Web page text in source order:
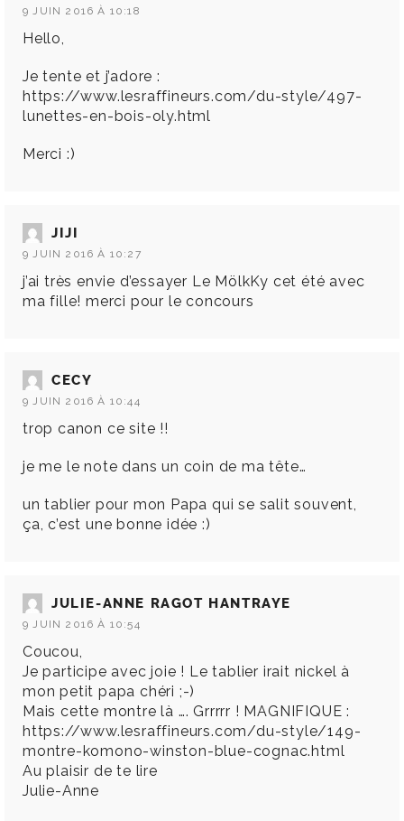
9 JUIN 2016 À 10:18
Hello,
Je tente et j’adore :
https://www.lesraffineurs.com/du-style/497-
lunettes-en-bois-oly.html
Merci :)
JIJI
9 JUIN 2016 À 10:27
j’ai très envie d’essayer Le MölkKy cet été avec
ma fille! merci pour le concours
CECY
9 JUIN 2016 À 10:44
trop canon ce site !!
je me le note dans un coin de ma tête…
un tablier pour mon Papa qui se salit souvent,
ça, c’est une bonne idée :)
JULIE-ANNE RAGOT HANTRAYE
9 JUIN 2016 À 10:54
Coucou,
Je participe avec joie ! Le tablier irait nickel à
mon petit papa chéri ;-)
Mais cette montre là …. Grrrrr ! MAGNIFIQUE :
https://www.lesraffineurs.com/du-style/149-
montre-komono-winston-blue-cognac.html
Au plaisir de te lire
Julie-Anne